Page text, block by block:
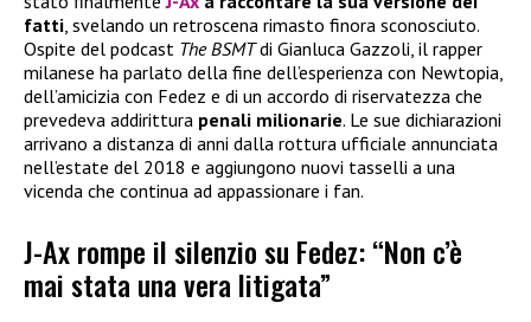
fatti, svelando un retroscena rimasto finora sconosciuto.
Ospite del podcast The BSMTdi Gianluca Gazzoli, il rapper
milanese ha parlato della fine dell’esperienza con Newtopia,
dell’amicizia con Fedez e di un accordo di riservatezza che
prevedeva addirittura penali milionarie. Le sue dichiarazioni
arrivano a distanza di anni dalla rottura ufficiale annunciata
nell’estate del 2018 e aggiungono nuovi tasselli a una
vicenda che continua ad appassionare i fan.
J-Ax rompe il silenzio su Fedez: “Non c’è
mai stata una vera litigata”